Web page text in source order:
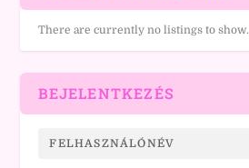
There are currently no listings to show.
BEJELENTKEZÉS